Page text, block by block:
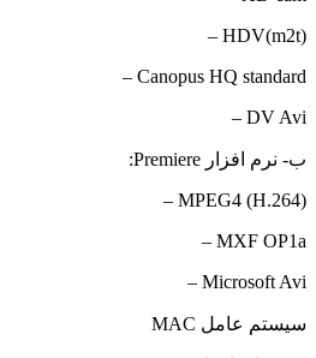
– HDV(m2t)
– Canopus HQ standard
– DV Avi
ب- نرم افزار Premiere
:
– MPEG4 (H.264)
– MXF OP1a
– Microsoft Avi
سیستم عامل MAC